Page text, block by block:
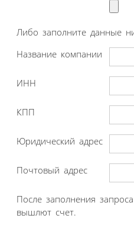
Либо заполните данные
Название компании
ИНН
КПП
Юридический адрес
Почтовый адрес
После заполнения
вышлют счет.